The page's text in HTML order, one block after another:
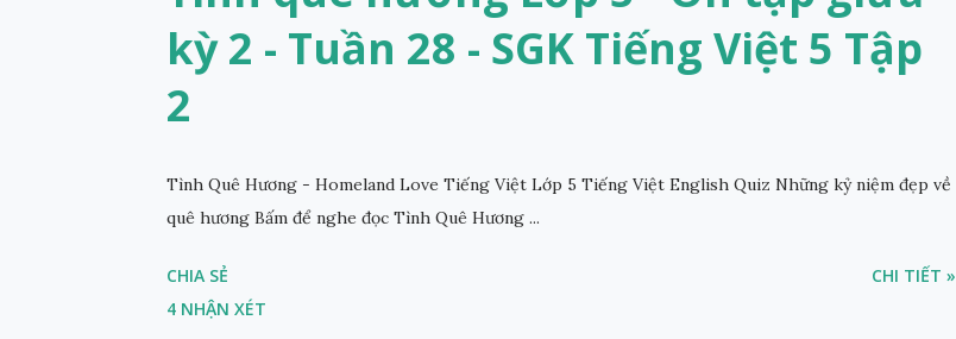
kỳ 2 - Tuần 28 - SGK Tiếng Việt 5 Tập
2
Tình Quê Hương - Homeland Love Tiếng Việt Lớp 5 Tiếng Việt English Quiz Những kỷ niệm đẹp về
quê hương Bấm để nghe đọc Tình Quê Hương ...
CHIA SẺ
4 NHẬN XÉT
CHI TIẾT »